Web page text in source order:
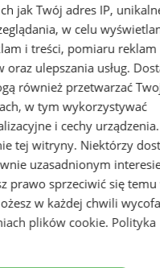
jak Twój adres IP,
w celu
i treści, pomiaru reklam
ulepszania usług.
również przetwarzać
w tym wykorzystywać
i cechy
tej witryny. Niektórzy
uzasadnionym
prawo sprzeciwić się temu
w każdej chwili
plików cookie. Polityka